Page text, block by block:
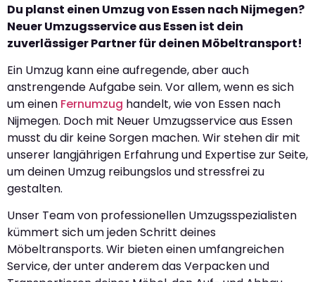
Du planst einen Umzug von Essen nach Nijmegen?
Neuer Umzugsservice aus Essen ist dein
zuverlässiger Partner für deinen Möbeltransport!
Ein Umzug kann eine aufregende, aber auch
anstrengende Aufgabe sein. Vor allem, wenn es sich
um einen Fernumzug handelt, wie von Essen nach
Nijmegen. Doch mit Neuer Umzugsservice aus Essen
musst du dir keine Sorgen machen. Wir stehen dir mit
unserer langjährigen Erfahrung und Expertise zur Seite,
um deinen Umzug reibungslos und stressfrei zu
gestalten.
Unser Team von professionellen Umzugsspezialisten
kümmert sich um jeden Schritt deines
Möbeltransports. Wir bieten einen umfangreichen
Service, der unter anderem das Verpacken und